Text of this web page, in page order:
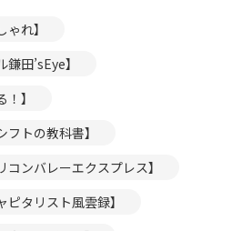
れ】
田’sEye】
】
トの教科書】
ンバレーエクスプレス】
タリスト風雲録】